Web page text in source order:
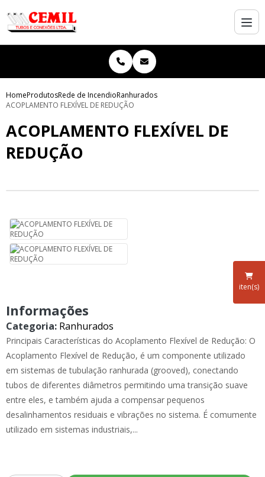
iten(s)
HomeProdutosRede de IncendioRanhurados
ACOPLAMENTO FLEXÍVEL DE REDUÇÃO
ACOPLAMENTO FLEXÍVEL DE
REDUÇÃO
Informações
Categoria: Ranhurados
Principais Características do Acoplamento Flexível de Redução: O
Acoplamento Flexível de Redução, é um componente utilizado
em sistemas de tubulação ranhurada (grooved), conectando
tubos de diferentes diâmetros permitindo uma transição suave
entre eles, e também ajuda a compensar pequenos
desalinhamentos residuais e vibrações no sistema. É comumente
utilizado em sistemas industriais,...